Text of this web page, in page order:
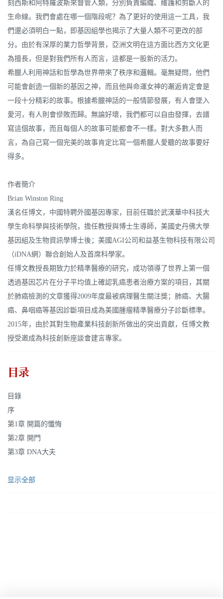
刻西斯和阿特羅波斯來督管人類，分別負責編織、維護和剪斷人的
生命線。我們會處在哪一個階段呢？為了更好的使用這一工具，我
們還必須明白一點，即基因組學也揭示了大量人類不可更改的部
分。由於有深厚的業力哲學背景，亞洲文明在這方面比西方文化更
為擅長，但是對我們所有人而言，這都是一股新的活力。
希臘人利用神話和哲學為世界帶來了秩序和邏輯。毫無疑問，他們
可能會創造一個新的基因之神，而且他與命運女神的邂逅肯定會是
一段十分精彩的故事。根據希臘神話的一般情節發展，有人會墜入
愛河，有人則會慘敗而歸。無論好壞，我們都可以自由發揮，去譜
寫這個故事，而且每個人的故事可能都會不一樣。對大多數人而
言，為自己寫一個完美的故事肯定比寫一個希臘人愛聽的故事要好
得多。
作者簡介
Brian Winston Ring
漢名任博文，中國特聘外國基因專家，目前任職於武漢華中科技大
學生命科學與技術學院，擔任教授與博士生導師，美國史丹佛大學
基因組及生物資訊學博士後；美國AGI公司和益基生物科技有限公司
（iDNA網）聯合創始人及首席科學家。
任博文教授長期致力於精準醫療的研究，成功領導了世界上第一個
透過基因芯片在分子平均值上確認乳癌患者治療方案的項目，其關
於肺癌檢測的文章獲得2009年度最被病理醫生關注獎；肺癌、大腸
癌、鼻咽癌等基因診斷項目成為美國腫瘤精準醫療分子診斷標準。
2015年，由於其對生物產業科技創新所做出的突出貢獻，任博文教
授受邀成為科技創新座談會建言專家。
目录
目錄
序
第1章 開篇的懺悔
第2章 開門
第3章 DNA大夫
显示全部